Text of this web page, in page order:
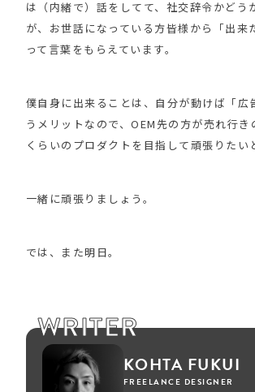
は（内緒で）話をしてて、社交辞令かどう
が、お世話になっている方皆様から「出来
って言葉をもらえています。
僕自身に出来ることは、自分が動けば「広
うメリットなので、OEM先の方が売れ行き
くらいのプロダクトを目指して頑張りたい
一緒に頑張りましょう。
では、また明日。
WRITER
KOHTA FUKUI
FREELANCE DESIGNER